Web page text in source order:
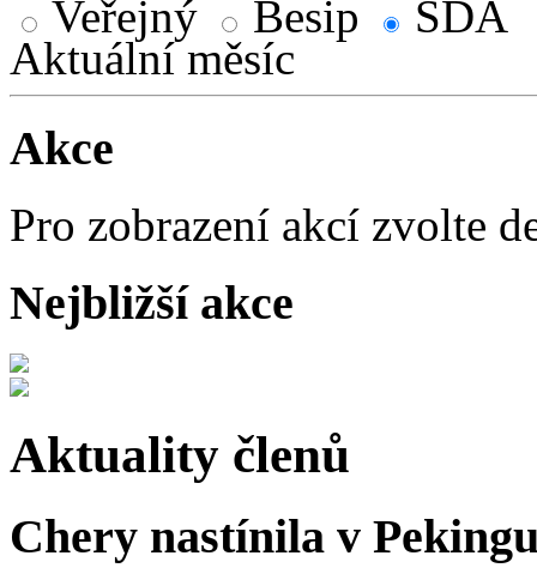
Veřejný Besip
SDA
Aktuální měsíc
Akce
Pro zobrazení akcí zvolte
Nejbližší akce
Aktuality členů
Chery nastínila v